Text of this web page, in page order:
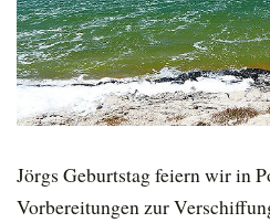
Jörgs Geburtstag feiern wir in
Vorbereitungen zur